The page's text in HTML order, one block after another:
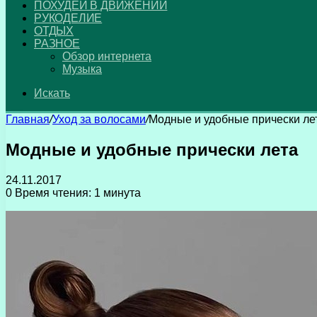
ПОХУДЕЙ В ДВИЖЕНИИ
РУКОДЕЛИЕ
ОТДЫХ
РАЗНОЕ
Обзор интернета
Музыка
Искать
Главная/Уход за волосами/Модные и удобные прически
Модные и удобные прически лета
24.11.2017
0 Время чтения: 1 минута